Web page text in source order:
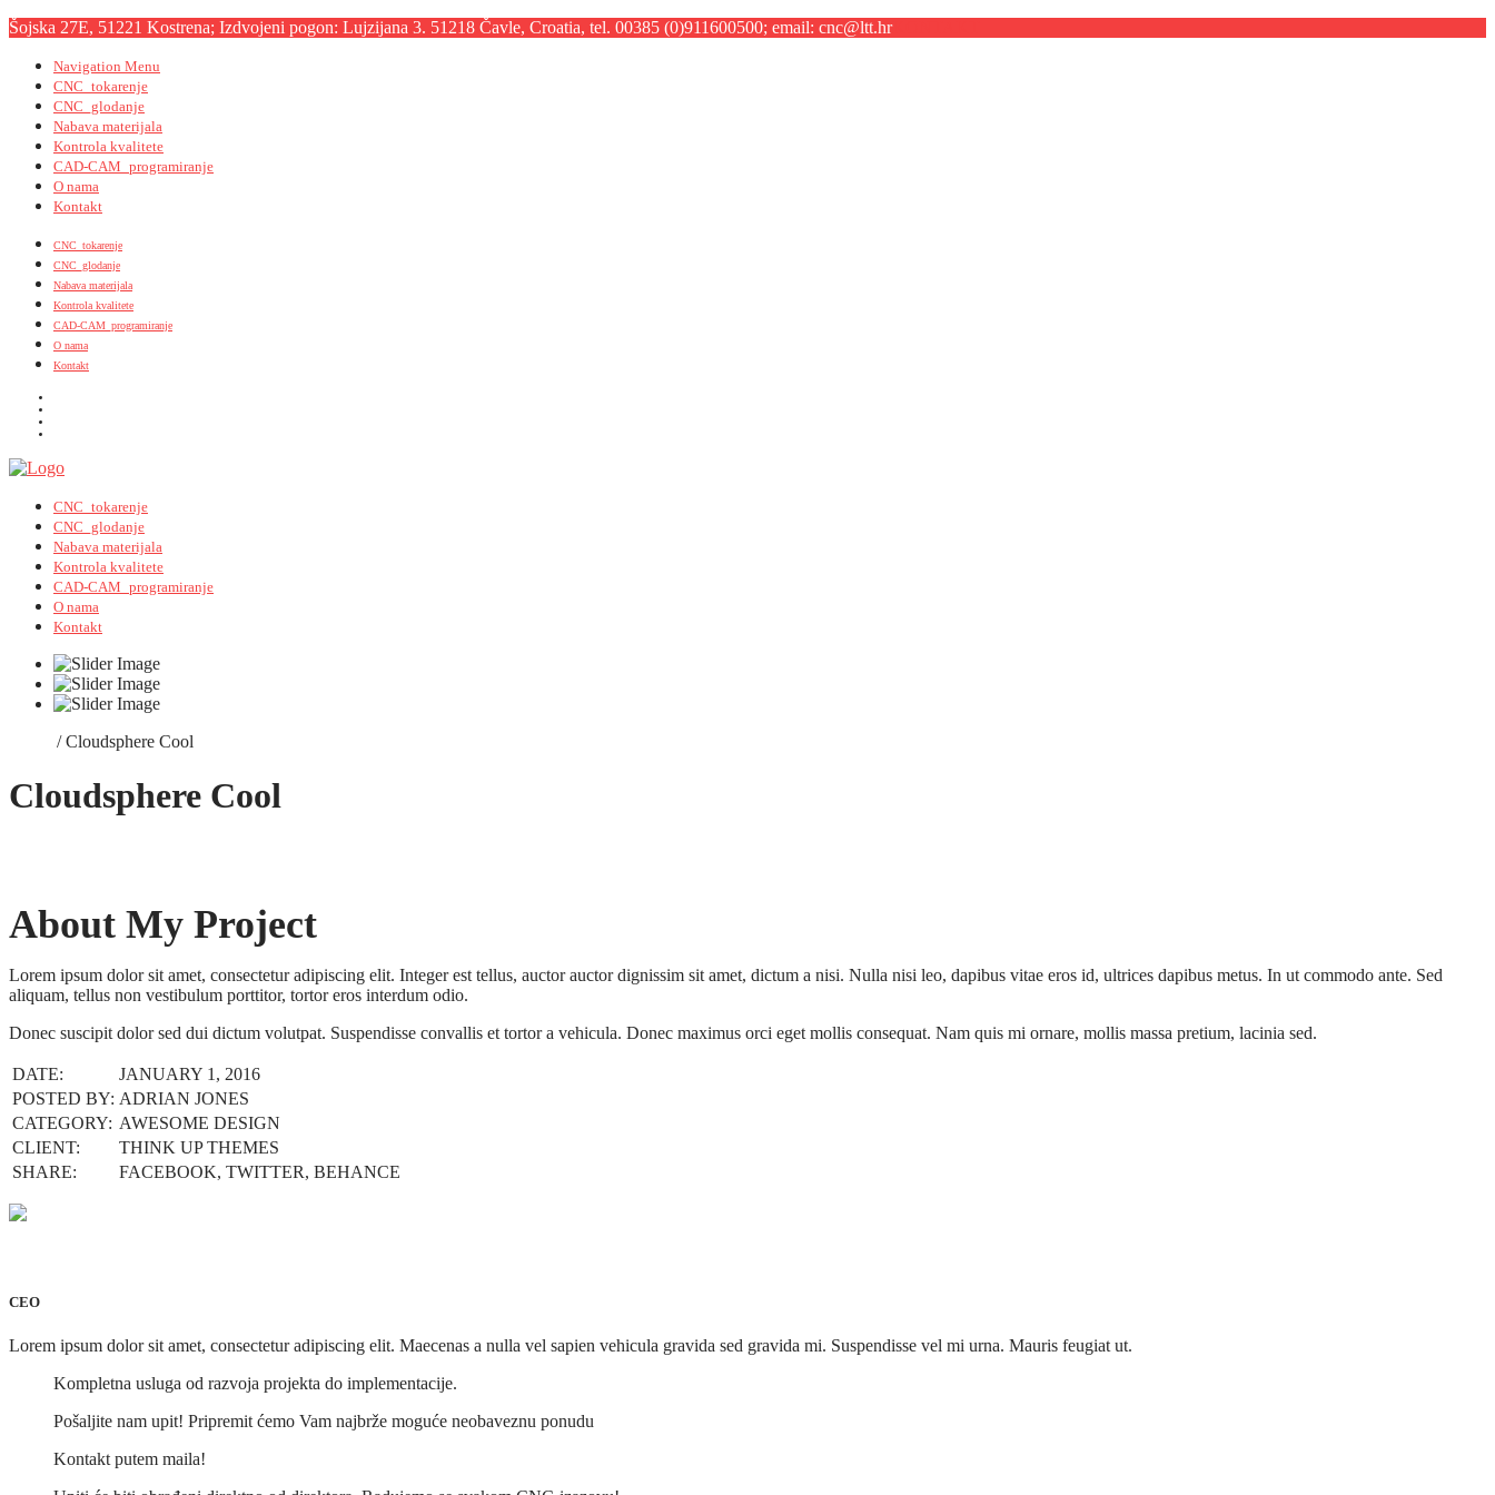
Šojska 27E, 51221 Kostrena; Izdvojeni pogon: Lujzijana 3. 51218 Čavle, Croatia, tel. 00385 (0)911600500; email: cnc@ltt.hrKONTAKT
Navigation Menu
CNC_tokarenje
CNC_glodanje
Nabava materijala
Kontrola kvalitete
CAD-CAM_programiranje
O nama
Kontakt
CNC_tokarenje
CNC_glodanje
Nabava materijala
Kontrola kvalitete
CAD-CAM_programiranje
O nama
Kontakt
CNC_tokarenje
CNC_glodanje
Nabava materijala
Kontrola kvalitete
CAD-CAM_programiranje
O nama
Kontakt
/Cloudsphere Cool
Cloudsphere Cool
About My Project
Lorem ipsum dolor sit amet, consectetur adipiscing elit. Integer est tellus, auctor auctor dignissim sit amet, dictum a nisi. Nulla nisi leo, dapibus vitae eros id, ultrices dapibus metus. In ut commodo ante. Sed
aliquam, tellus non vestibulum porttitor, tortor eros interdum odio.
Donec suscipit dolor sed dui dictum volutpat. Suspendisse convallis et tortor a vehicula. Donec maximus orci eget mollis consequat. Nam quis mi ornare, mollis massa pretium, lacinia sed.
DATE:
JANUARY 1, 2016
POSTED BY: ADRIAN JONES
CATEGORY: AWESOME DESIGN
CLIENT:
THINK UP THEMES
SHARE:
FACEBOOK, TWITTER, BEHANCE
CEO
Lorem ipsum dolor sit amet, consectetur adipiscing elit. Maecenas a nulla vel sapien vehicula gravida sed gravida mi. Suspendisse vel mi urna. Mauris feugiat ut.
Kompletna usluga od razvoja projekta do implementacije.
Pošaljite nam upit! Pripremit ćemo Vam najbrže moguće neobaveznu ponudu
Kontakt putem maila!